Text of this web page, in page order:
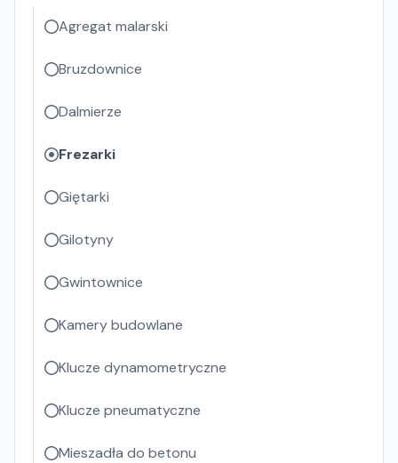
Agregat malarski
Bruzdownice
Dalmierze
Frezarki
Giętarki
Gilotyny
Gwintownice
Kamery budowlane
Klucze dynamometryczne
Klucze pneumatyczne
Mieszadła do betonu